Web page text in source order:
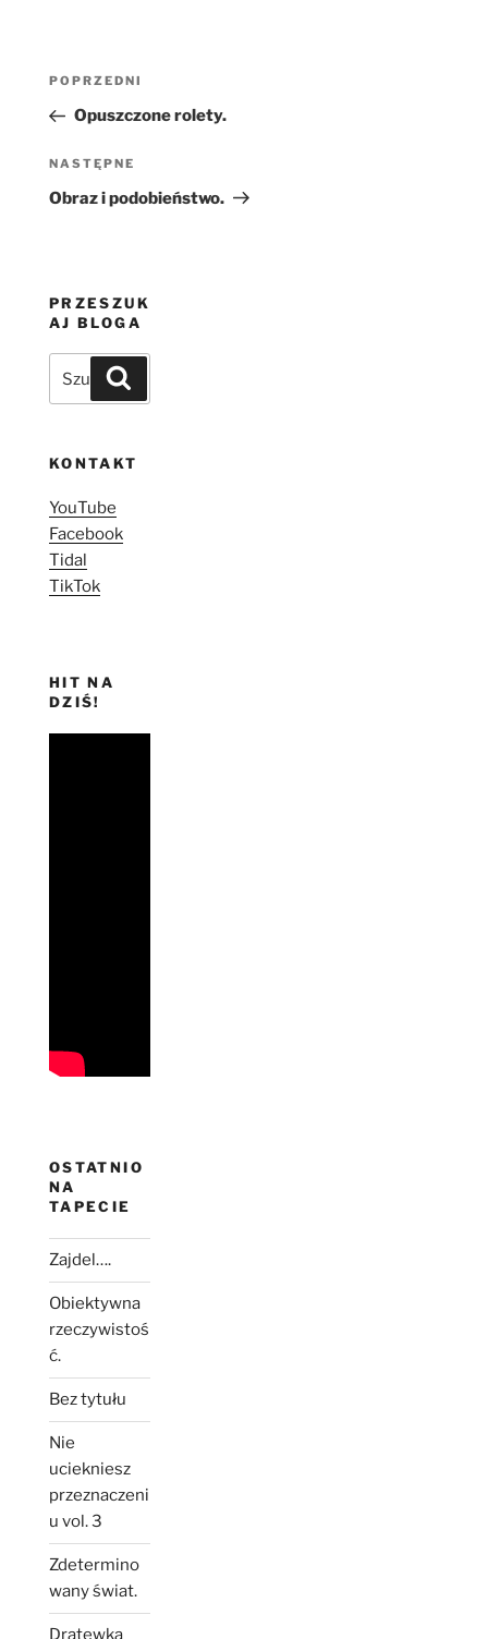
Nawigacja
Poprzedni
wpis
POPRZEDNI
Opuszczone rolety.
Następny
wpis
NASTĘPNE
Obraz i podobieństwo.
PRZESZUK
AJ BLOGA
Szukaj:
KONTAKT
YouTube
Facebook
Tidal
TikTok
HIT NA
DZIŚ!
OSTATNIO
NA
TAPECIE
Zajdel….
Obiektywna
rzeczywistoś
ć.
Bez tytułu
Nie
uciekniesz
przeznaczeni
u vol. 3
Zdetermino
wany świat.
Dratewka